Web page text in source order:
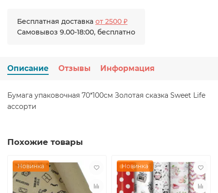
Бесплатная доставка от 2500 ₽
Самовывоз 9.00-18:00, бесплатно
Описание Отзывы Информация
Бумага упаковочная 70*100см Золотая сказка Sweet Life
ассорти
Похожие товары
Новинка Новинка